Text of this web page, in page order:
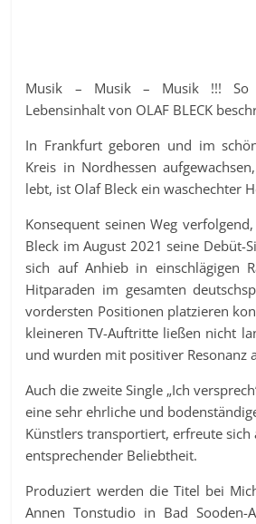
Musik – Musik – Musik !!! So
Lebensinhalt von OLAF BLECK
In Frankfurt geboren und im
Kreis in Nordhessen
lebt, ist Olaf Bleck ein waschechter
Konsequent seinen Weg
Bleck im August 2021 seine Debüt-
sich auf Anhieb in einschlägigen
Hitparaden im gesamten
vordersten Positionen platzieren
kleineren TV-Auftritte ließen nicht
und wurden mit positiver Resonanz
Auch die zweite Single „Ich
eine sehr ehrliche und
Künstlers transportiert, erfreute sich
entsprechender Beliebtheit.
Produziert werden die Titel bei
Annen Tonstudio in Bad Sooden-